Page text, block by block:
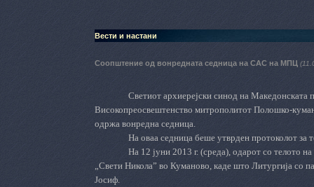
Вести и настани
Соопштение од вонредната седница на САС на МПЦ
Светиот архиерејски синод на Македонската
Високопреосвештенство митрополитот Полошко-
одржа вонредна седница.
На оваа седница беше утврден протоколот за
На 12 јуни 2013 г. (среда), одарот со телото
„Свети Никола” во Куманово, каде што Литургија со
Јосиф.